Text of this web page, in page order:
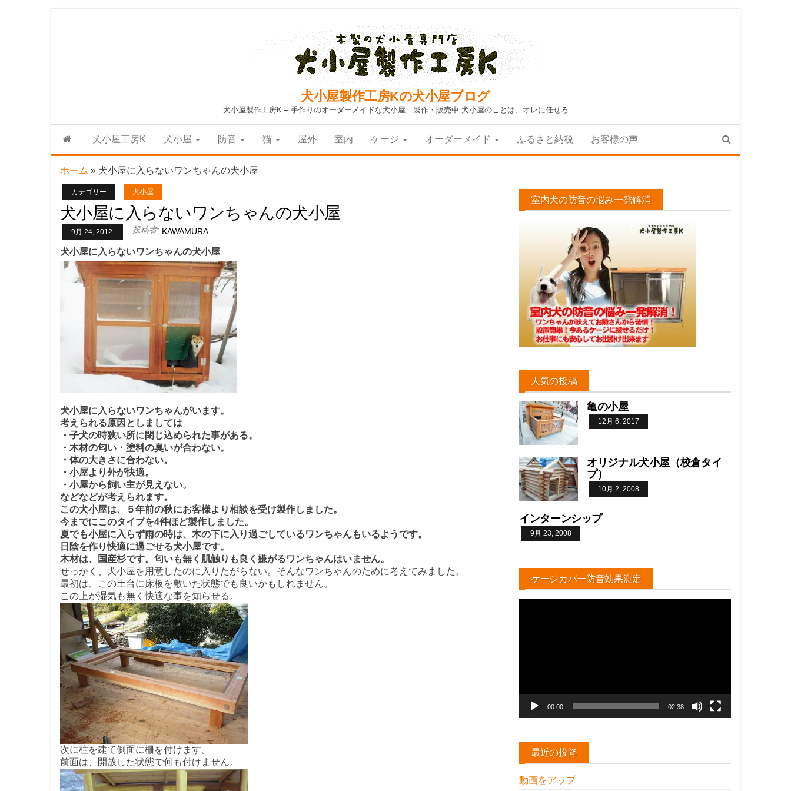
犬小屋製作工房Kの犬小屋ブログ
犬小屋製作工房K – 手作りのオーダーメイドな犬小屋 製作・販売中 犬小屋のことは、オレに任せろ
犬小屋工房K 犬小屋 防音 猫 屋外 室内 ケージ オーダーメイド ふるさと納税 お客様の声
ホーム » 犬小屋に入らないワンちゃんの犬小屋
カテゴリー 犬小屋
犬小屋に入らないワンちゃんの犬小屋
9月 24, 2012 投稿者: KAWAMURA
犬小屋に入らないワンちゃんの犬小屋
犬小屋に入らないワンちゃんがいます。
考えられる原因としましては
・子犬の時狭い所に閉じ込められた事がある。
・木材の匂い・塗料の臭いが合わない。
・体の大きさに合わない。
・小屋より外が快適。
・小屋から飼い主が見えない。
などなどが考えられます。
この犬小屋は、５年前の秋にお客様より相談を受け製作しました。
今までにこのタイプを4件ほど製作しました。
夏でも小屋に入らず雨の時は、木の下に入り過ごしているワンちゃんもいるようです。
日陰を作り快適に過ごせる犬小屋です。
木材は、国産杉です。匂いも無く肌触りも良く嫌がるワンちゃんはいません。
せっかく、犬小屋を用意したのに入りたがらない。そんなワンちゃんのために考えてみました。
最初は、この土台に床板を敷いた状態でも良いかもしれません。
この上が湿気も無く快適な事を知らせる。
次に柱を建て側面に柵を付けます。
前面は、開放した状態で何も付けません。
室内犬の防音の悩み一発解消
人気の投稿
亀の小屋
12月 6, 2017
オリジナル犬小屋（校倉タイ
プ）
10月 2, 2008
インターンシップ
9月 23, 2008
ケージカバー防音効果測定
00:00 02:38
最近の投降
動画をアップ